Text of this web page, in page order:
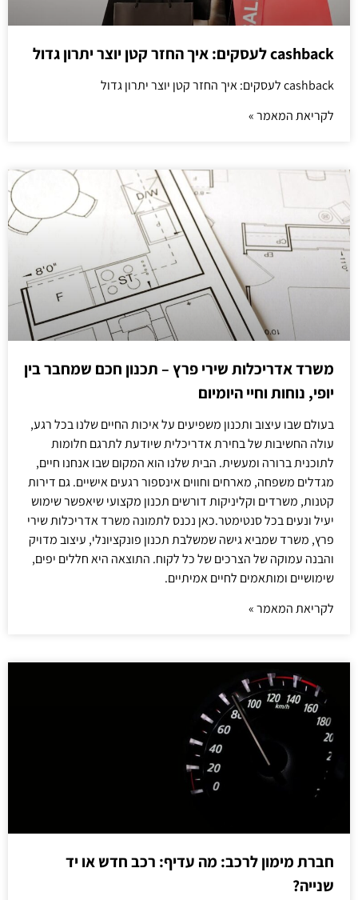
cashback לעסקים: איך החזר קטן יוצר יתרון גדול
cashback לעסקים: איך החזר קטן יוצר יתרון גדול
לקריאת המאמר »
משרד אדריכלות שירי פרץ – תכנון חכם שמחבר בין
יופי, נוחות וחיי היומיום
בעולם שבו עיצוב ותכנון משפיעים על איכות החיים שלנו בכל רגע,
עולה החשיבות של בחירת אדריכלית שיודעת לתרגם חלומות
לתוכנית ברורה ומעשית. הבית שלנו הוא המקום שבו אנחנו חיים,
מגדלים משפחה, מארחים וחווים אינספור רגעים אישיים. גם דירות
קטנות, משרדים וקליניקות דורשים תכנון מקצועי שיאפשר שימוש
יעיל ונעים בכל סנטימטר.כאן נכנס לתמונה משרד אדריכלות שירי
פרץ, משרד שמביא גישה שמשלבת תכנון פונקציונלי, עיצוב מדויק
והבנה עמוקה של הצרכים של כל לקוח. התוצאה היא חללים יפים,
שימושיים ומותאמים לחיים אמיתיים.
לקריאת המאמר »
חברת מימון לרכב: מה עדיף: רכב חדש או יד
שנייה?